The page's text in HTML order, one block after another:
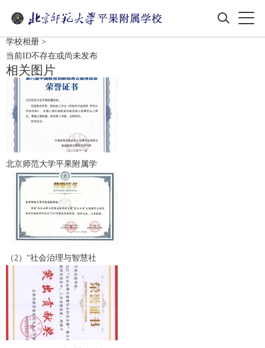
学校相册 >
当前ID不存在或尚未发布
相关图片
北京师范大学平果附属学
（2）“社会治理与智慧社